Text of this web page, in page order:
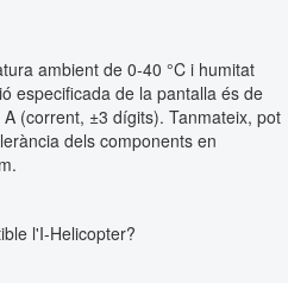
ambient de 0-40 °C i humitat
especificada de la pantalla és de
(corrent, ±3 dígits). Tanmateix, pot
dels components en
l'I-Helicopter?